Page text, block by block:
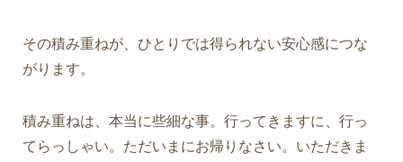
その積み重ねが、ひとりでは得られない安心感につな
がります。
積み重ねは、本当に些細な事。行ってきますに、行っ
てらっしゃい。ただいまにお帰りなさい。いただきま